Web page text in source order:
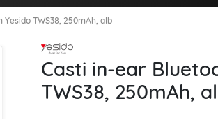
TWS38, 250mAh, alb
Casti in-ear
TWS38, 250mAh,